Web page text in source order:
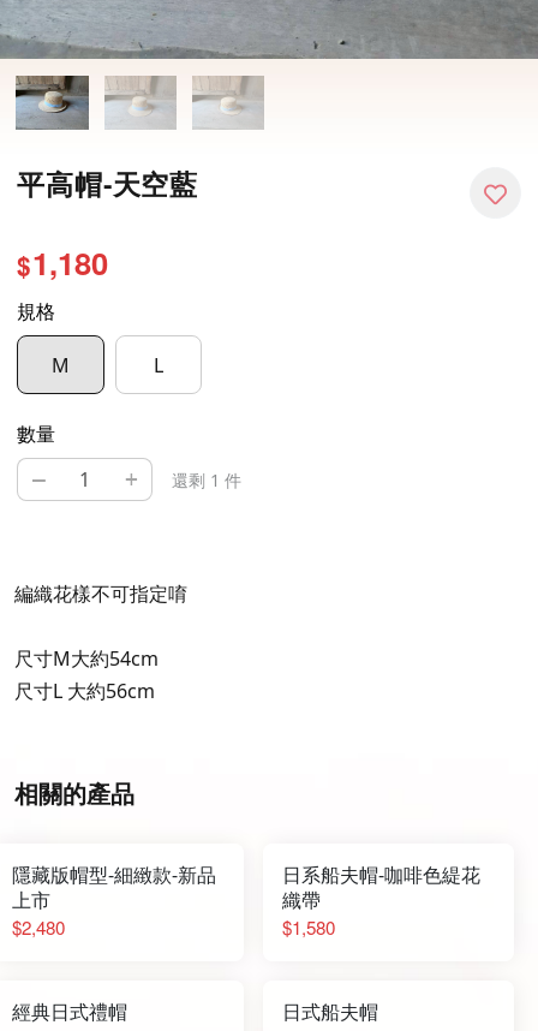
平高帽-天空藍
$1,180
規格
M L
數量
– + 還剩 1 件
編織花樣不可指定唷
尺寸M大約54cm
尺寸L 大約56cm
相關的產品
隱藏版帽型-細緻款-新品
上市
$2,480
日系船夫帽-咖啡色緹花
織帶
$1,580
經典日式禮帽 日式船夫帽